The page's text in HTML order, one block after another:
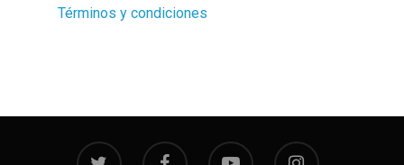
Términos y condiciones